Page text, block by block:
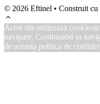
© 2026 Eftinel • Construit cu
Acest site utilizeaza cookie-
navigare. Continuand sa
de aceasta politica de